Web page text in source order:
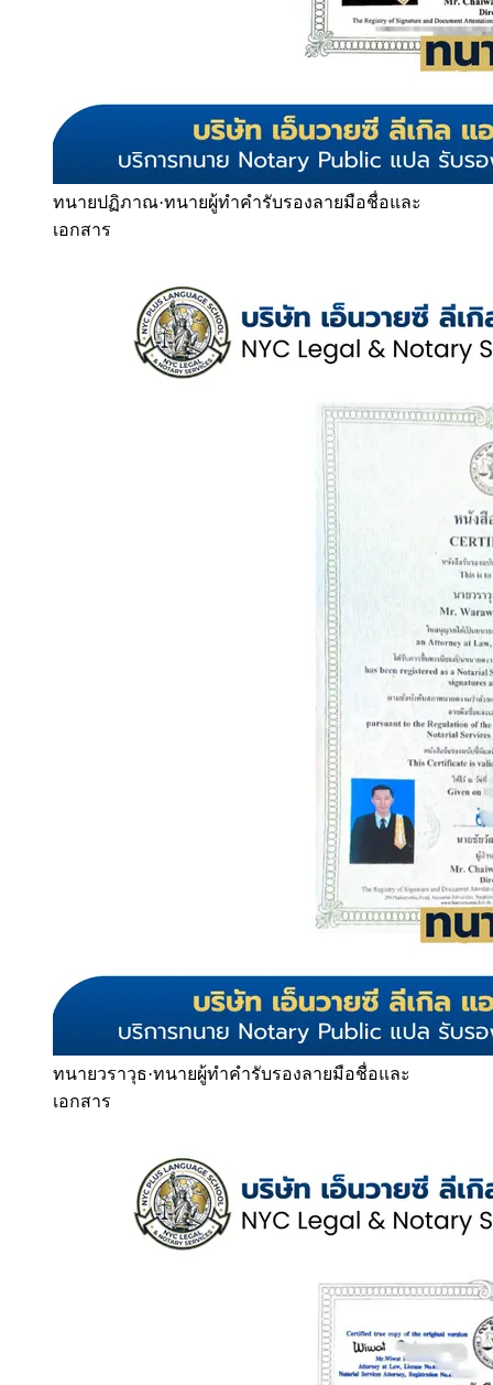
ทนายปฏิภาณ·ทนายผู้ทำคำรับรองลายมือชื่อและ
เอกสาร
ทนายวราวุธ·ทนายผู้ทำคำรับรองลายมือชื่อและ
เอกสาร